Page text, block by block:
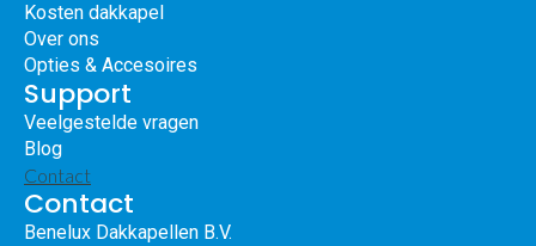
Kosten dakkapel
Over ons
Opties & Accesoires
Support
Veelgestelde vragen
Blog
Contact
Contact
Benelux Dakkapellen B.V.